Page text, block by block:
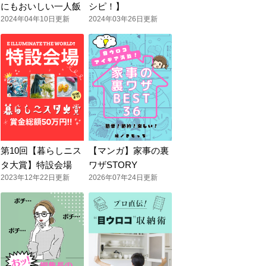
にもおいしい一人飯
2024年04年10日更新
シピ！】
2024年03年26日更新
第10回【暮らしニス
タ大賞】特設会場
2023年12年22日更新
【マンガ】家事の裏
ワザSTORY
2026年07年24日更新